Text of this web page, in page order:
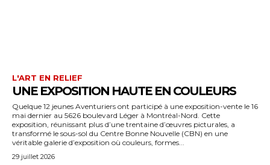
L'ART EN RELIEF
UNE EXPOSITION HAUTE EN COULEURS
Quelque 12 jeunes Aventuriers ont participé à une exposition-vente le 16
mai dernier au 5626 boulevard Léger à Montréal-Nord. Cette
exposition, réunissant plus d’une trentaine d’œuvres picturales, a
transformé le sous-sol du Centre Bonne Nouvelle (CBN) en une
véritable galerie d’exposition où couleurs, formes...
29 juillet 2026